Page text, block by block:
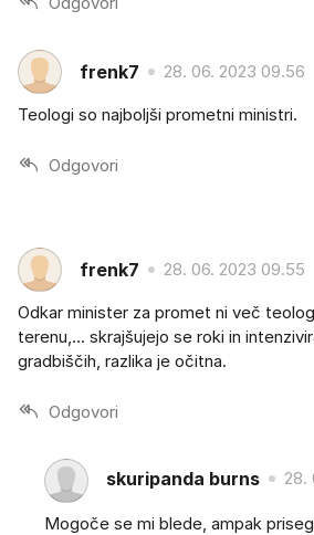
frenk7 28. 06. 2023 09.56
Teologi so najboljši prometni ministri.
Odgovori
frenk7 28. 06. 2023 09.55
Odkar minister za promet ni več
terenu,... skrajšujejo se roki in
gradbiščih, razlika je očitna.
Odgovori
skuripanda burns 28.
Mogoče se mi blede, ampak